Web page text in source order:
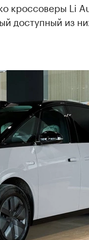
кроссоверы Li
доступный из